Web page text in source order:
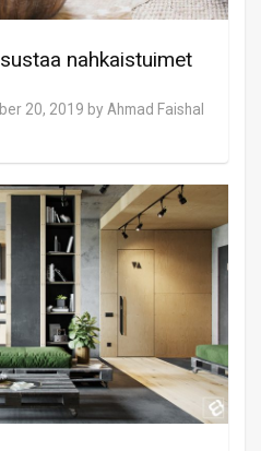
nahkaistuimet
20, 2019 by Ahmad Faishal